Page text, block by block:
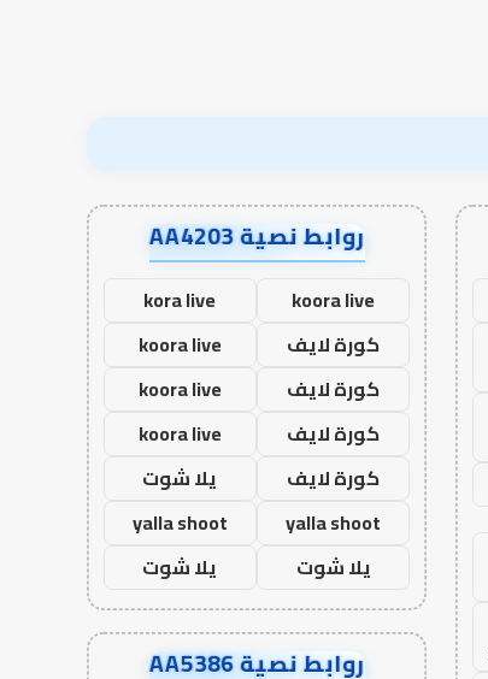
روابط نصية AA4203
koora live
kora live
كورة لايف
koora live
كورة لايف
koora live
كورة لايف
koora live
كورة لايف
يلا شوت
yalla shoot
yalla shoot
يلا شوت
يلا شوت
روابط نصية AA5386